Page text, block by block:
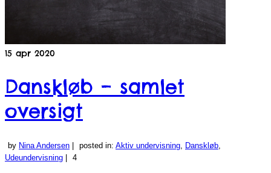
15 apr 2020
Danskløb – samlet
oversigt
by Nina Andersen posted in: Aktiv undervisning, Danskløb,
Udeundervisning
4